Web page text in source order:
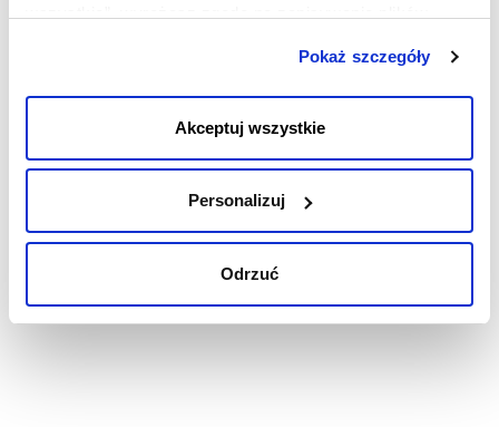
akceptujesz przechowywanie tylko niezbędnych plików
cookies.
Pokaż szczegóły
Akceptuj wszystkie
Personalizuj
Odrzuć
La porta 1433 TCP è aperta per consentire l'accesso all'istanza
Versione del Template
1.0